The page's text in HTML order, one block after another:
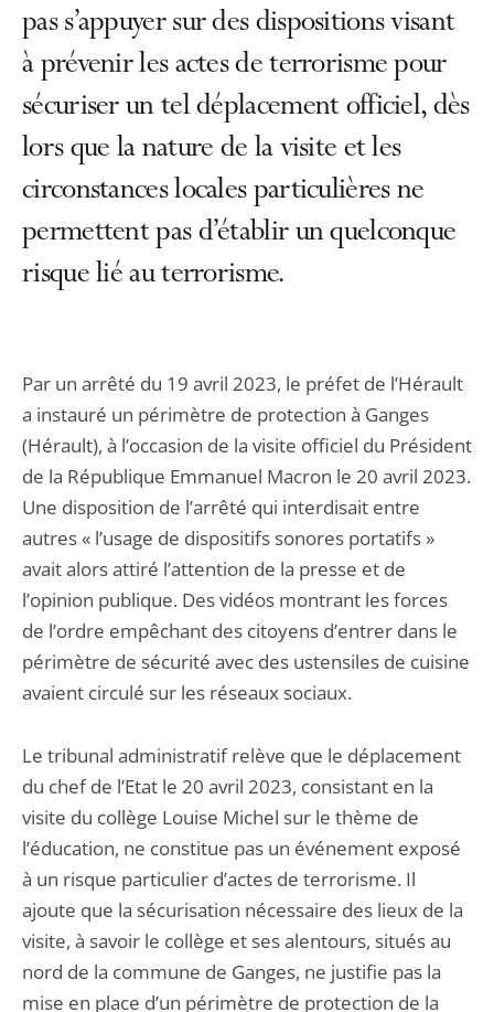
pas s’appuyer sur des dispositions visant
à prévenir les actes de terrorisme pour
sécuriser un tel déplacement officiel, dès
lors que la nature de la visite et les
circonstances locales particulières ne
permettent pas d’établir un quelconque
risque lié au terrorisme.
Par un arrêté du 19 avril 2023, le préfet de l’Hérault
a instauré un périmètre de protection à Ganges
(Hérault), à l’occasion de la visite officiel du Président
de la République Emmanuel Macron le 20 avril 2023.
Une disposition de l’arrêté qui interdisait entre
autres « l’usage de dispositifs sonores portatifs »
avait alors attiré l’attention de la presse et de
l’opinion publique. Des vidéos montrant les forces
de l’ordre empêchant des citoyens d’entrer dans le
périmètre de sécurité avec des ustensiles de cuisine
avaient circulé sur les réseaux sociaux.
Le tribunal administratif relève que le déplacement
du chef de l’Etat le 20 avril 2023, consistant en la
visite du collège Louise Michel sur le thème de
l’éducation, ne constitue pas un événement exposé
à un risque particulier d’actes de terrorisme. Il
ajoute que la sécurisation nécessaire des lieux de la
visite, à savoir le collège et ses alentours, situés au
nord de la commune de Ganges, ne justifie pas la
mise en place d’un périmètre de protection de la